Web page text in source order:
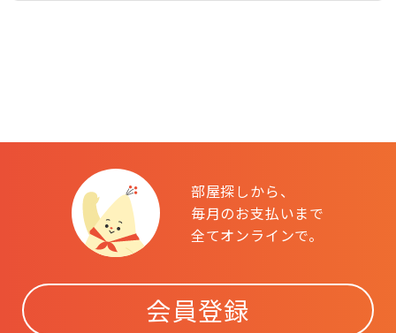
部屋探しから、
毎月のお支払いまで
全てオンラインで。
会員登録